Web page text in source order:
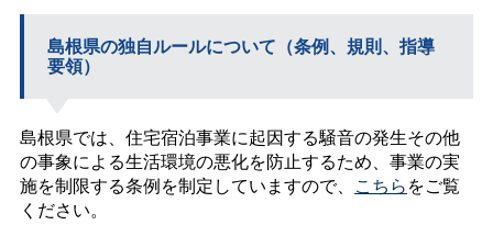
島根県の独自ルールについて（条例、規則、指導
要領）
島根県では、住宅宿泊事業に起因する騒音の発生その他
の事象による生活環境の悪化を防止するため、事業の実
施を制限する条例を制定していますので、 こちらをご覧
ください。